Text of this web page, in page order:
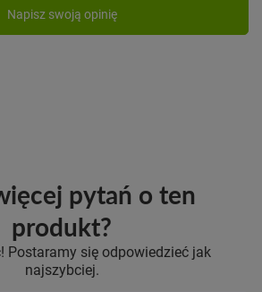
Napisz swoją opinię
pytań o ten
produkt?
Postaramy się odpowiedzieć jak
najszybciej.